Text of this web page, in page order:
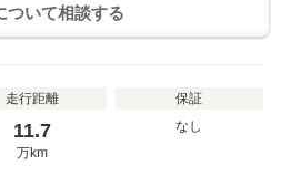
ついて相談する
走行距離
11.7
万km
保証
なし